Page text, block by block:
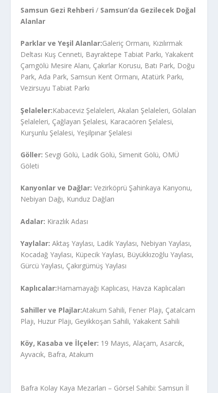
Samsun Gezi Rehberi / Samsun’da Gezilecek Doğal
Alanlar
Parklar ve Yeşil Alanlar:Galeriç Ormanı, Kızılırmak
Deltası Kuş Cenneti, Bayraktepe Tabiat Parkı, Yakakent
Çamgölü Mesire Alanı, Çakırlar Korusu, Batı Park, Doğu
Park, Ada Park, Samsun Kent Ormanı, Atatürk Parkı,
Vezirsuyu Tabiat Parkı
Şelaleler:Kabaceviz Şelaleleri, Akalan Şelaleleri, Gölalan
Şelaleleri, Çağlayan Şelalesi, Karacaören Şelalesi,
Kurşunlu Şelalesi, Yeşilpınar Şelalesi
Göller: Sevgi Gölü, Ladik Gölü, Simenit Gölü, OMÜ
Göleti
Kanyonlar ve Dağlar:Vezirköprü Şahinkaya Kanyonu,
Nebiyan Dağı, Kunduz Dağları
Adalar: Kirazlık Adası
Yaylalar: Aktaş Yaylası, Ladik Yaylası, Nebiyan Yaylası,
Kocadağ Yaylası, Küpecik Yaylası, Büyükkızoğlu Yaylası,
Gürcü Yaylası, Çakırgümüş Yaylası
Kaplıcalar:Hamamayağı Kaplıcası, Havza Kaplıcaları
Sahiller ve Plajlar:Atakum Sahili, Fener Plajı, Çatalcam
Plajı, Huzur Plajı, Geyikkoşan Sahili, Yakakent Sahili
Köy, Kasaba ve İlçeler: 19 Mayıs, Alaçam, Asarcık,
Ayvacık, Bafra, Atakum
Bafra Kolay Kaya Mezarları – Görsel Sahibi: Samsun İl